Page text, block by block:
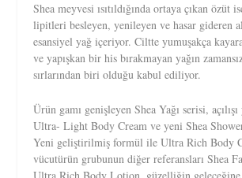
Shea meyvesi ısıtıldığında ortaya çıkan özüt
lipitleri besleyen, yenileyen ve hasar gideren
esansiyel yağ içeriyor. Ciltte yumuşakça
ve yapışkan bir his bırakmayan yağın
sırlarından biri olduğu kabul ediliyor.
Ürün gamı genişleyen Shea Yağı serisi,
Ultra- Light Body Cream ve yeni Shea
Yeni geliştirilmiş formül ile Ultra Rich Body
vücutürün grubunun diğer referansları Shea
Ultra Rich Body Lotion, güzelliğin